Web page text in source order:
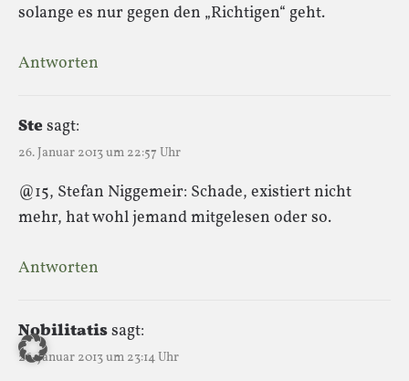
solange es nur gegen den „Richtigen“ geht.
Antworten
Stesagt:
26. Januar 2013 um 22:57 Uhr
@15, Stefan Niggemeir: Schade, existiert nicht
mehr, hat wohl jemand mitgelesen oder so.
Antworten
Nobilitatissagt:
26. Januar 2013 um 23:14 Uhr